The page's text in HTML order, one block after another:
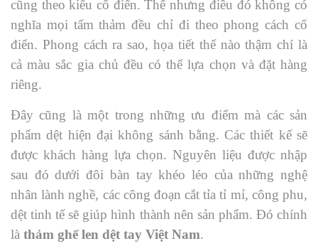
cũng theo kiểu cổ điển. Thế nhưng điều đó không có
nghĩa mọi tấm thảm đều chỉ đi theo phong cách cổ
điển. Phong cách ra sao, họa tiết thế nào thậm chí là
cả màu sắc gia chủ đều có thể lựa chọn và đặt hàng
riêng.
Đây cũng là một trong những ưu điểm mà các sản
phẩm dệt hiện đại không sánh bằng. Các thiết kế sẽ
được khách hàng lựa chọn. Nguyên liệu được nhập
sau đó dưới đôi bàn tay khéo léo của những nghệ
nhân lành nghề, các công đoạn cắt tỉa tỉ mỉ, công phu,
dệt tinh tế sẽ giúp hình thành nên sản phẩm. Đó chính
là thảm ghế len dệt tay Việt Nam.